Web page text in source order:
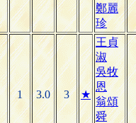
鄭麗
珍
1 3.0 3 ★
王貞
淑
吳牧
恩
翁頌
舜